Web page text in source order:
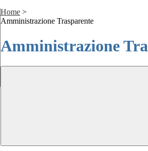
Home >
Amministrazione Trasparente
Amministrazione